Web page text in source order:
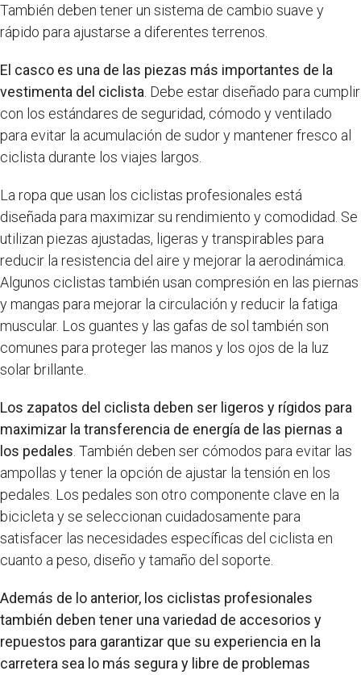
También deben tener un sistema de cambio suave y
rápido para ajustarse a diferentes terrenos.
El casco es una de las piezas más importantes de la
vestimenta del ciclista . Debe estar diseñado para cumplir
con los estándares de seguridad, cómodo y ventilado
para evitar la acumulación de sudor y mantener fresco al
ciclista durante los viajes largos.
La ropa que usan los ciclistas profesionales está
diseñada para maximizar su rendimiento y comodidad. Se
utilizan piezas ajustadas, ligeras y transpirables para
reducir la resistencia del aire y mejorar la aerodinámica.
Algunos ciclistas también usan compresión en las piernas
y mangas para mejorar la circulación y reducir la fatiga
muscular. Los guantes y las gafas de sol también son
comunes para proteger las manos y los ojos de la luz
solar brillante.
Los zapatos del ciclista deben ser ligeros y rígidos para
maximizar la transferencia de energía de las piernas a
los pedales . También deben ser cómodos para evitar las
ampollas y tener la opción de ajustar la tensión en los
pedales. Los pedales son otro componente clave en la
bicicleta y se seleccionan cuidadosamente para
satisfacer las necesidades específicas del ciclista en
cuanto a peso, diseño y tamaño del soporte.
Además de lo anterior, los ciclistas profesionales
también deben tener una variedad de accesorios y
repuestos para garantizar que su experiencia en la
carretera sea lo más segura y libre de problemas